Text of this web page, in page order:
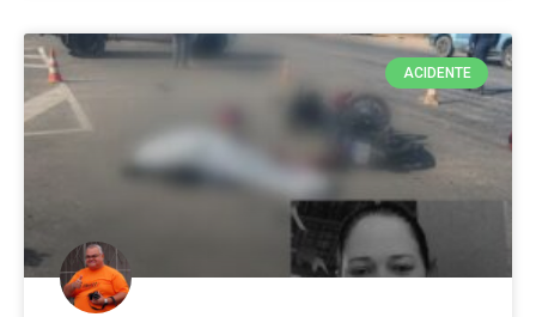
ACIDENTE